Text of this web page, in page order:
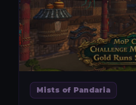
Mists of Pandaria